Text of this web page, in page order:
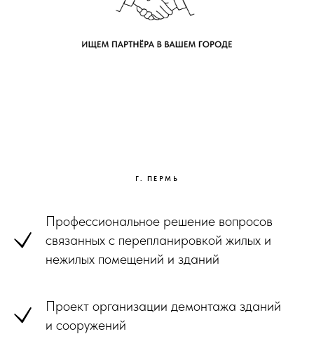
Г. ПЕРМЬ
СОГЛАСОВАТЬ И
УЗАКОНИТЬ
ПЕРЕПЛАНИРОВКУ
Профессиональное решение вопросов
связанных с перепланировкой жилых и
нежилых помещений и зданий
Проект организации демонтажа зданий
и сооружений